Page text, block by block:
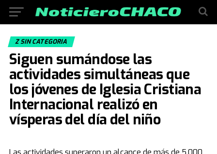
Z SIN CATEGORIA
Siguen sumándose las
actividades simultáneas que
los jóvenes de Iglesia Cristiana
Internacional realizó en
vísperas del día del niño